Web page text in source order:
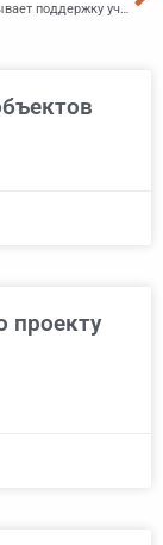
Росреестр оказывает поддержку участникам СВО и их семьям.
проекту